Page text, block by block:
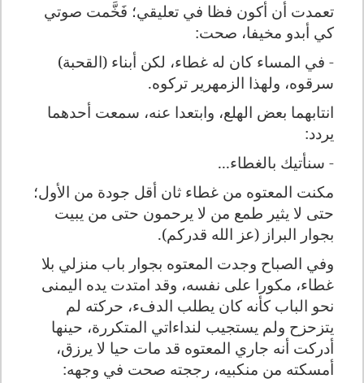
تعمدت أن أكون فظا في تعليقي؛ فَخَّمت صوتي
كي أبدو مخيفا، صحت:
- في المساء كان له غطاء، لكن أبناء (القحبة)
سرقوه، ولهذا الزمهرير تركوه.
انتابهما بعض الهلع، وابتعدا عنه، سمعت أحدهما
يردد:
- سنأتيك بالغطاء...
مكنت المعتوه من غطاء ثان أقل جودة من الأول؛
حتى لا يثير طمع من لا يرحمون حتى من يبيت
بجوار البراز (عز الله قدركم).
وفي الصباح وجدت المعتوه بجوار باب منزلي بلا
غطاء، مكورا على نفسه، وقد امتدت يده اليمنى
نحو الباب كأنه كان يطلب الدفء، حركته لم
يتزحزح ولم يستجيب لنداءاتي المتكررة، حينها
أدركت أنه جاري المعتوه قد مات حيا لا يرزق،
أمسكته من منكبيه، رججته صحت في وجهه: